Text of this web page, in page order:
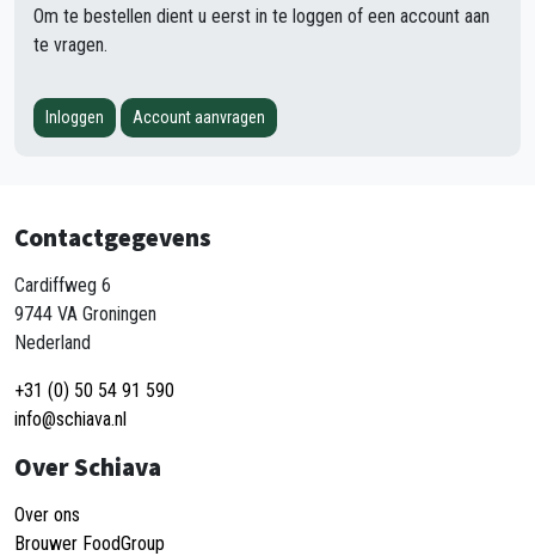
Om te bestellen dient u eerst in te loggen of een account aan
te vragen.
Inloggen Account aanvragen
Contactgegevens
Cardiffweg 6
9744 VA Groningen
Nederland
+31 (0) 50 54 91 590
info@schiava.nl
Over Schiava
Over ons
Brouwer FoodGroup